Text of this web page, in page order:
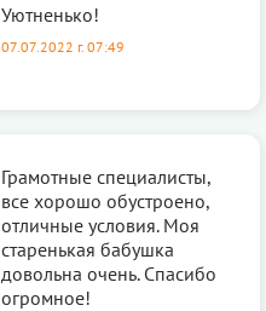
Уютненько!
07.07.2022 г. 07:49
Грамотные специалисты,
все хорошо обустроено,
отличные условия. Моя
старенькая бабушка
довольна очень. Спасибо
огромное!